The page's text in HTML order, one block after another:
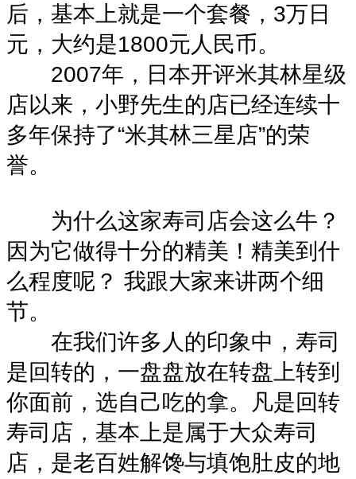
后，基本上就是一个套餐，3万日
元，大约是1800元人民币。
2007年，日本开评米其林星级
店以来，小野先生的店已经连续十
多年保持了“米其林三星店”的荣
誉。
为什么这家寿司店会这么牛？
因为它做得十分的精美！精美到什
么程度呢？ 我跟大家来讲两个细
节。
在我们许多人的印象中，寿司
是回转的，一盘盘放在转盘上转到
你面前，选自己吃的拿。凡是回转
寿司店，基本上是属于大众寿司
店，是老百姓解馋与填饱肚皮的地